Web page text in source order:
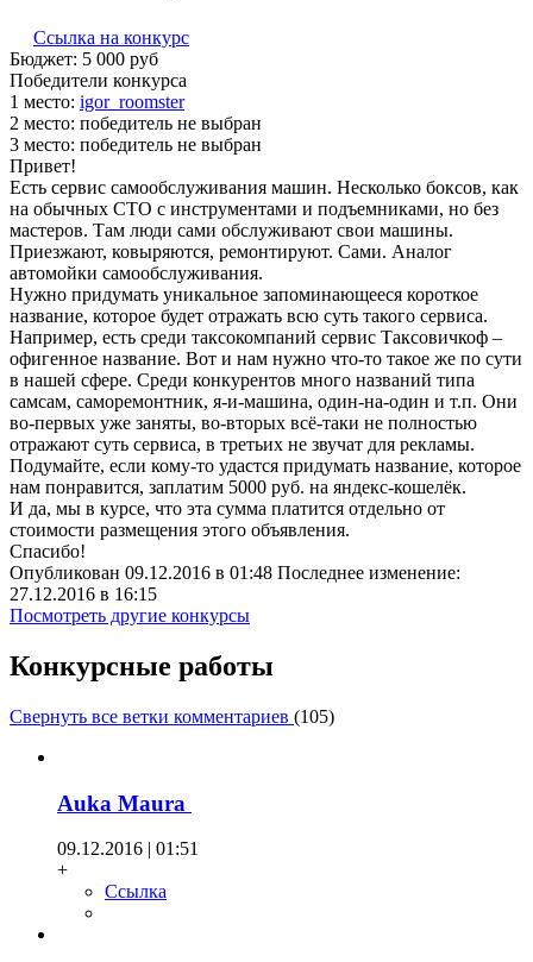
Ссылка на конкурс
Бюджет: 5 000 руб
Победители конкурса
1 место: igor­_ro­om­ster
2 место: победитель не выбран
3 место: победитель не выбран
Привет!
Есть сервис самообслуживания машин. Несколько боксов, как
на обычных СТО с инструментами и подъемниками, но без
мастеров. Там люди сами обслуживают свои машины.
Приезжают, ковыряются, ремонтируют. Сами. Аналог
автомойки самообслуживания.
Нужно придумать уникальное запоминающееся короткое
название, которое будет отражать всю суть такого сервиса.
Например, есть среди таксокомпаний сервис Таксовичкоф –
офигенное название. Вот и нам нужно что-то такое же по сути
в нашей сфере. Среди конкурентов много названий типа
самсам, саморемонтник, я-и-машина, один-на-один и т.п. Они
во-первых уже заняты, во-вторых всё-таки не полностью
отражают суть сервиса, в третьих не звучат для рекламы.
Подумайте, если кому-то удастся придумать название, которое
нам понравится, заплатим 5000 руб. на яндекс-кошелёк.
И да, мы в курсе, что эта сумма платится отдельно от
стоимости размещения этого объявления.
Спасибо!
Опубликован 09.12.2016 в 01:48 Последнее изменение:
27.12.2016 в 16:15
Посмотреть другие конкурсы
Конкурсные работы
Свернуть все ветки комментариев (105)
Auka Maura
09.12.2016 | 01:51
+
Ссылка